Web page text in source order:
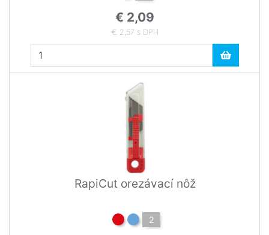
€ 2,09
€ 2,57 s DPH
RapiCut orezávací nôž
2